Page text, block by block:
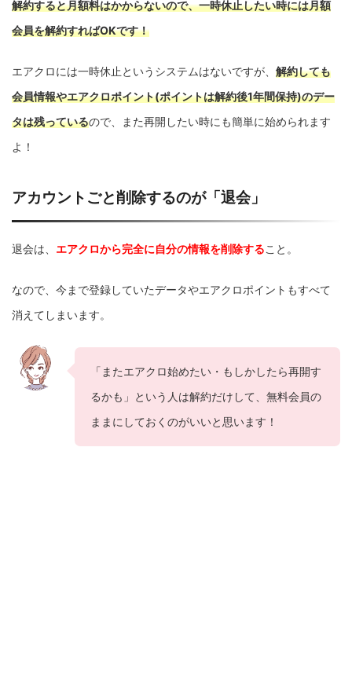
解約すると月額料はかからないので、一時休止したい時には月額
会員を解約すればOKです！
エアクロには一時休止というシステムはないですが、 解約しても
会員情報やエアクロポイント(ポイントは解約後1年間保持)のデー
タは残っているので、また再開したい時にも簡単に始められます
よ！
アカウントごと削除するのが「退会」
退会は、 エアクロから完全に自分の情報を削除すること。
なので、今まで登録していたデータやエアクロポイントもすべて
消えてしまいます。
「またエアクロ始めたい・もしかしたら再開す
るかも」という人は解約だけして、無料会員の
ままにしておくのがいいと思います！